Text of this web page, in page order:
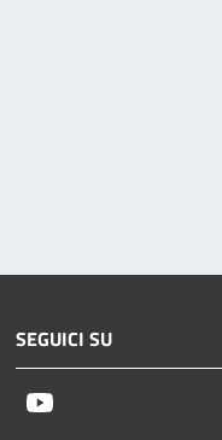
SEGUICI SU